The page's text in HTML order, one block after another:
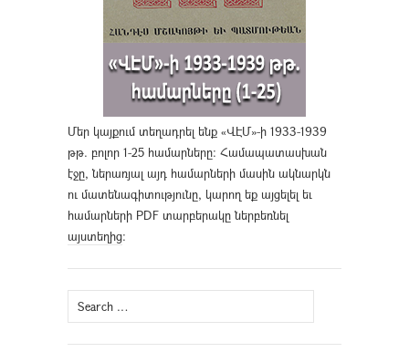
Մեր կայքում տեղադրել ենք «ՎԷՄ»-ի 1933-1939
թթ. բոլոր 1-25 համարները։ Համապատասխան
էջը, ներառյալ այդ համարների մասին ակնարկն
ու մատենագիտությունը, կարող եք այցելել եւ
համարների PDF տարբերակը ներբեռնել
այստեղից։
Search
for: